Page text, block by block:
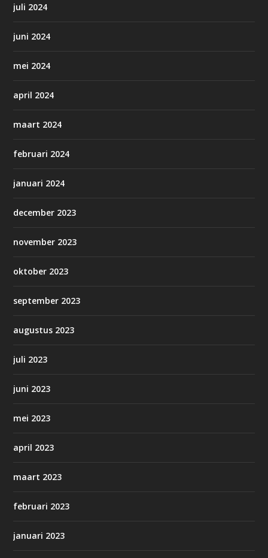
juli 2024
juni 2024
mei 2024
april 2024
maart 2024
februari 2024
januari 2024
december 2023
november 2023
oktober 2023
september 2023
augustus 2023
juli 2023
juni 2023
mei 2023
april 2023
maart 2023
februari 2023
januari 2023